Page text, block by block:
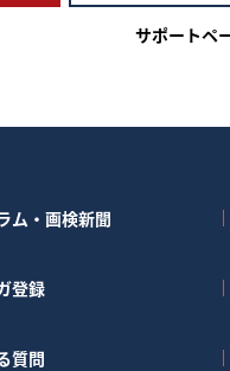
サポートペ
ム・画検新聞
登録
質問